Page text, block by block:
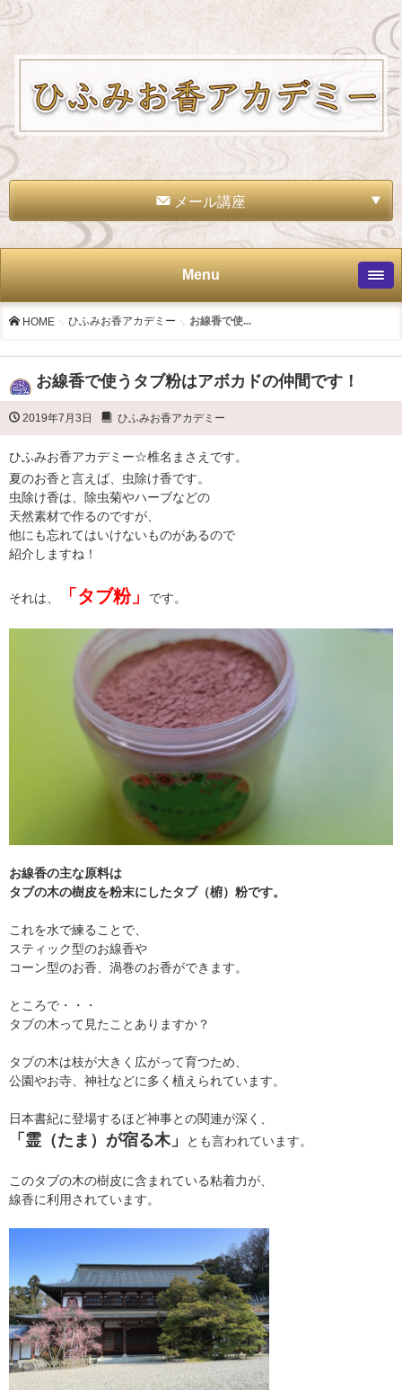
メール講座
Menu
HOME ひふみお香アカデミー お線香で使...
お線香で使うタブ粉はアボカドの仲間です！
2019年7月3日 ひふみお香アカデミー
ひふみお香アカデミー☆椎名まさえです。
夏のお香と言えば、虫除け香です。
虫除け香は、除虫菊やハーブなどの
天然素材で作るのですが、
他にも忘れてはいけないものがあるので
紹介しますね！
それは、 「タブ粉」 です。
お線香の主な原料は
タブの木の樹皮を粉末にしたタブ（椨）粉です。
これを水で練ることで、
スティック型のお線香や
コーン型のお香、渦巻のお香ができます。
ところで・・・
タブの木って見たことありますか？
タブの木は枝が大きく広がって育つため、
公園やお寺、神社などに多く植えられています。
日本書紀に登場するほど神事との関連が深く、
「霊（たま）が宿る木」 とも言われています。
このタブの木の樹皮に含まれている粘着力が、
線香に利用されています。